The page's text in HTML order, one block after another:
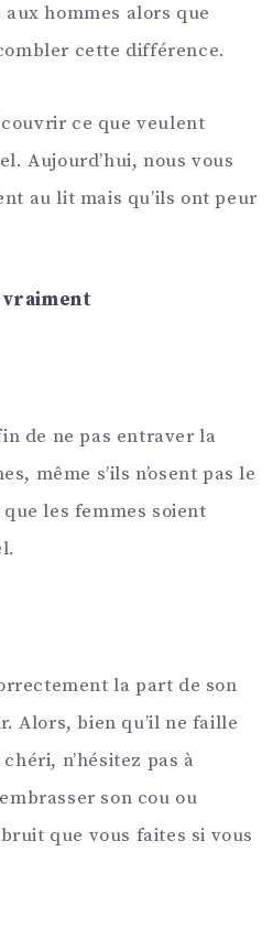
hommes alors que
cette différence.
ce que veulent
Aujourd’hui, nous vous
au lit mais qu’ils ont peur
vraiment
de ne pas entraver la
même s’ils n’osent pas le
les femmes soient
la part de son
Alors, bien qu’il ne faille
n’hésitez pas à
son cou ou
que vous faites si vous